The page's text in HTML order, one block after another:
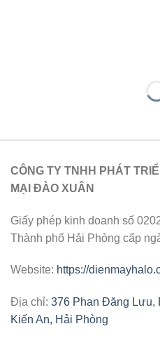
CÔNG TY TNHH PHÁT
MẠI ĐÀO XUÂN
Giấy phép kinh doanh số
Thành phố Hải Phòng cấp
Website: https://
Địa chỉ: 376 Phan Đăng Lưu,
Kiến An, Hải Phòng